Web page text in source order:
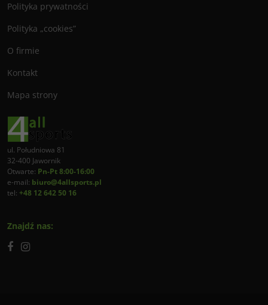
Polityka prywatności
Polityka „cookies”
O firmie
Kontakt
Mapa strony
ul. Południowa 81
32-400 Jawornik
Otwarte: Pn-Pt 8:00-16:00
e-mail: biuro@4allsports.pl
tel: +48 12 642 50 16
Znajdź nas: